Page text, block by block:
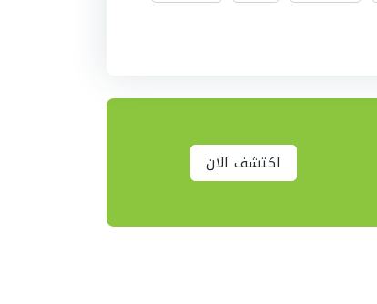
اكتشف الان